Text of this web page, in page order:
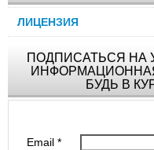
ЛИЦЕНЗИЯ
ПОДПИСАТЬСЯ НА
БУДЬ В
Email*